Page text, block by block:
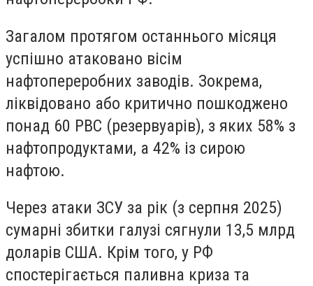
Загалом протягом останнього місяця
успішно атаковано вісім
нафтопереробних заводів. Зокрема,
ліквідовано або критично пошкоджено
понад 60 РВС (резервуарів), з яких 58% з
нафтопродуктами, а 42% із сирою
нафтою.
Через атаки ЗСУ за рік (з серпня 2025)
сумарні збитки галузі сягнули 13,5 млрд
доларів США. Крім того, у РФ
спостерігається паливна криза та